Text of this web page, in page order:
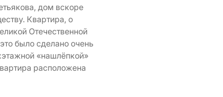
дом вскоре
Квартира, о
Отечественной
было сделано очень
«нашлёпкой»
расположена